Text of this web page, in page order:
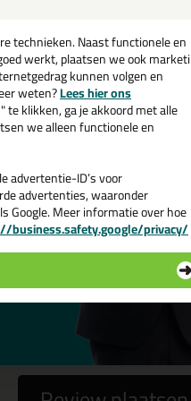
op te nemen bij vragen)
technieken. Naast functionele en
werkt, plaatsen we ook
kunnen volgen en
weten?Lees hier ons
te klikken, ga je akkoord met alle
we alleen functionele en
advertentie-ID’s voor
advertenties, waaronder
Google. Meer informatie over hoe
business.safety.google/privacy/